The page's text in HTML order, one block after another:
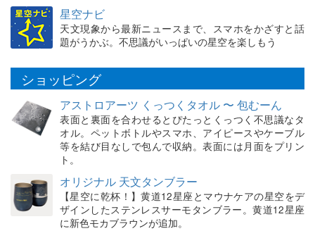
星空ナビ
天文現象から最新ニュースまで、スマホをかざすと話
題がうかぶ。不思議がいっぱいの星空を楽しもう
ショッピング
アストロアーツ くっつくタオル 〜 包むーん
表面と裏面を合わせるとぴたっとくっつく不思議なタ
オル。ペットボトルやスマホ、アイピースやケーブル
等を結び目なしで包んで収納。表面には月面をプリン
ト。
オリジナル 天文タンブラー
【星空に乾杯！】黄道12星座とマウナケアの星空をデ
ザインしたステンレスサーモタンブラー。黄道12星座
に新色モカブラウンが追加。